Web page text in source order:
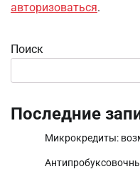
авторизоваться.
Поиск
Последние
Микрокредиты: